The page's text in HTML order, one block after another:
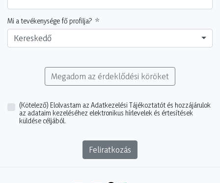
Mi a tevékenysége fő profilja?
Kereskedő
Megadom az érdeklődési köröket
(Kötelező) Elolvastam az Adatkezelési Tájékoztatót és hozzájárulok
az adataim kezeléséhez elektronikus hírlevelek és értesítések
küldése céljából.
Feliratkozás